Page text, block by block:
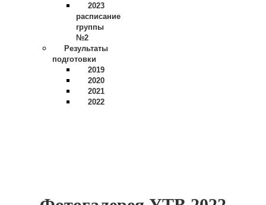
2023
расписание
группы
№2
Результаты
подготовки
2019
2020
2021
2022